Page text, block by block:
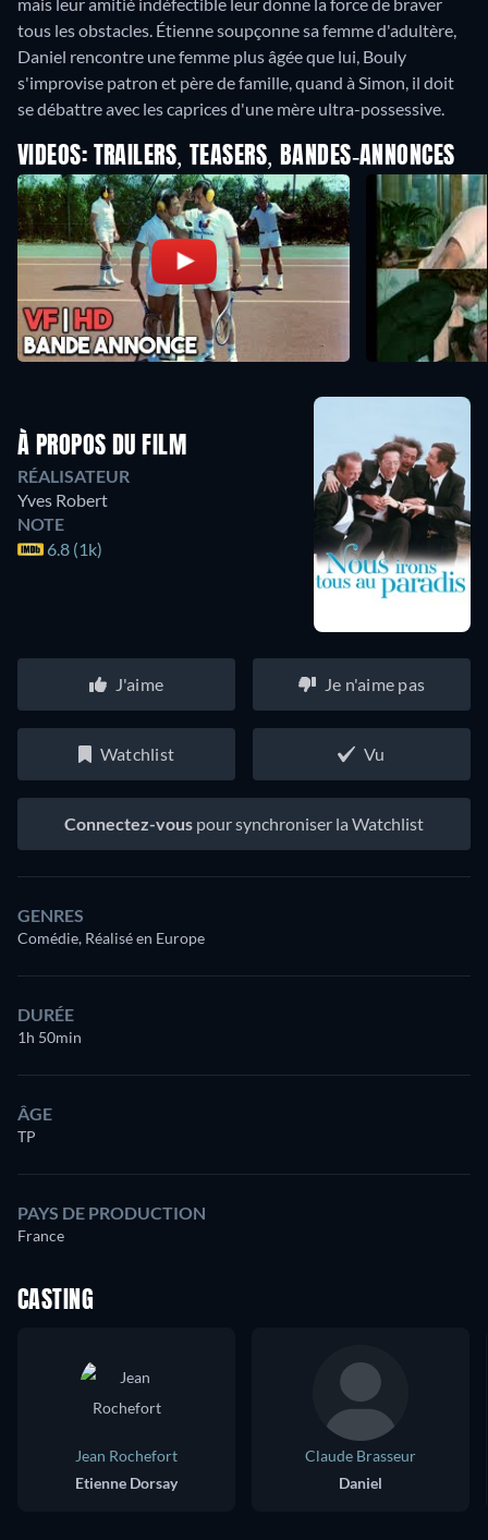
mais leur amitié indéfectible leur donne la force de braver
tous les obstacles. Étienne soupçonne sa femme d'adultère,
Daniel rencontre une femme plus âgée que lui, Bouly
s'improvise patron et père de famille, quand à Simon, il doit
se débattre avec les caprices d'une mère ultra-possessive.
VIDEOS: TRAILERS, TEASERS, BANDES-ANNONCES
À PROPOS DU FILM
RÉALISATEUR
Yves Robert
NOTE
6.8 (1k)
J'aime Je n'aime pas
Watchlist Vu
Connectez-vous pour synchroniser la Watchlist
GENRES
Comédie, Réalisé en Europe
DURÉE
1h 50min
ÂGE
TP
PAYS DE PRODUCTION
France
CASTING
Jean Rochefort
Etienne Dorsay
Claude Brasseur
Daniel